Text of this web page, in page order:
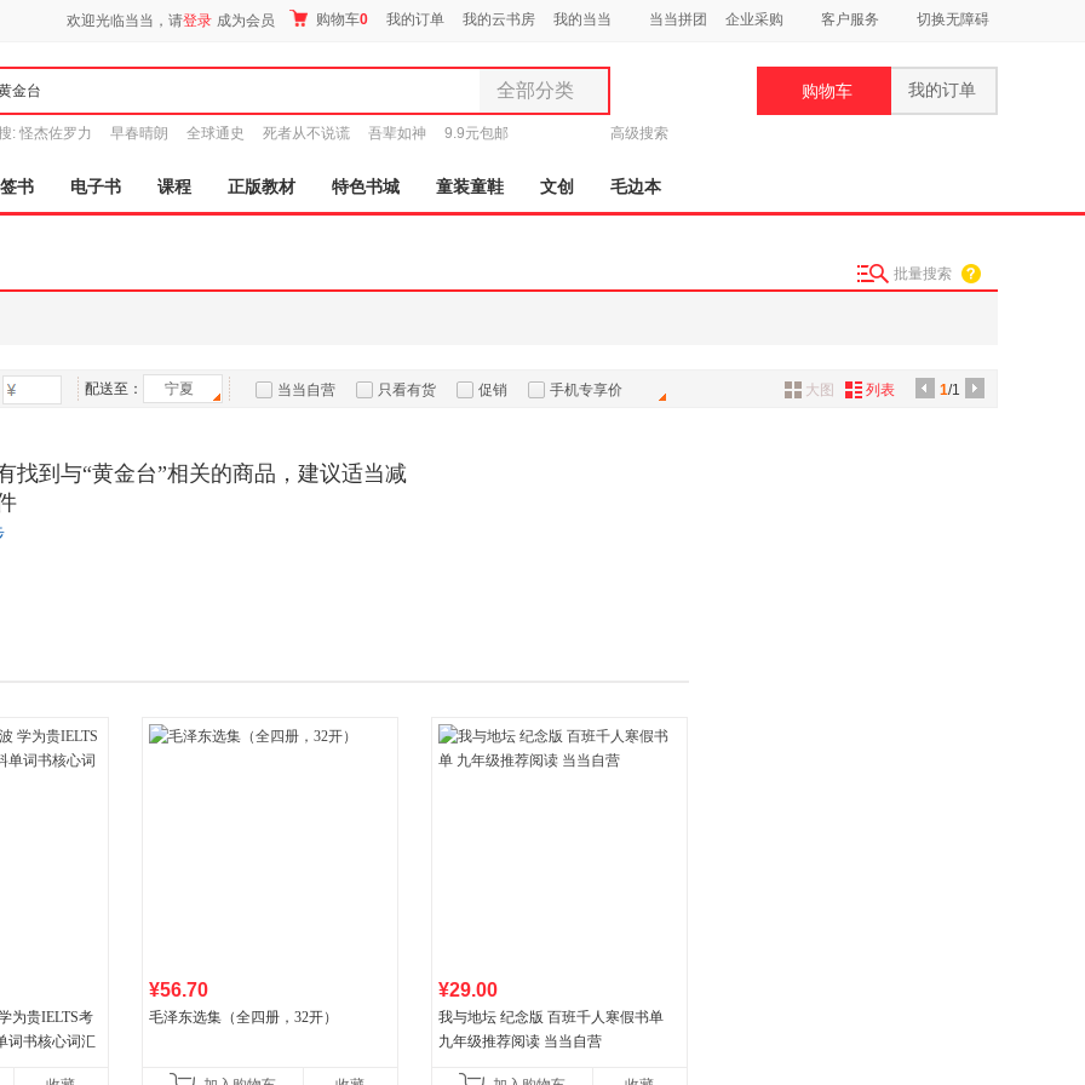
欢迎光临当当，请登录 成为会员 购物车0 我的订单 我的云书房 我的当当 当当拼团 企业采购 客户服务 切换无障碍
全部分类
全部分类
图书
电子书
孕婴服饰
数码影音
电脑办公
: 怪杰佐罗力 早春晴朗 全球通史 死者从不说谎 吾辈如神 9.9元包邮 高级搜索
购物车 我的订单
书 电子书 课程 正版教材 特色书城 童装童鞋 文创 毛边本
批量搜索
配送至： 宁夏 当当自营 只看有货 促销 手机专享价 1/1
大图 列表
找到与“黄金台”相关的商品，建议适当减
为贵IELTS考
词书核心词汇
¥56.70
毛泽东选集（全四册，32开）
¥29.00
我与地坛 纪念版 百班千人寒假书单
九年级推荐阅读 当当自营